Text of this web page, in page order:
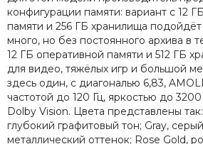
конфигурации памяти: вариант с 12
памяти и 256 ГБ хранилища
много, но без постоянного архива в
12 ГБ оперативной памяти и 512 ГБ
для видео, тяжёлых игр и большой
здесь один, с диагональю 6,83,
частотой до 120 Гц, яркостью до
Dolby Vision. Цвета представлены
глубокий графитовый тон; Gray,
металлический оттенок; Rose Gold,